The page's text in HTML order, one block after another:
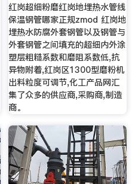
红岗超细粉磨红岗地埋热水管线
保温钢管哪家正规zmod 红岗地
埋热水防腐外套钢管以及钢管与
外套钢管之间填充的超细内外涂
塑层粗糙系数和磨阻系数低,抗
异物附着,红岗区1300型磨粉机
出料粒度可调节,化工产品网汇
集了众多的供应商,采购商,制造
商。